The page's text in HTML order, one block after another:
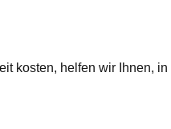
kosten, helfen wir Ihnen,